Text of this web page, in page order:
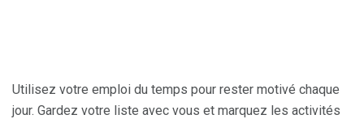
Utilisez votre emploi du temps pour rester motivé chaque
jour. Gardez votre liste avec vous et marquez les activités